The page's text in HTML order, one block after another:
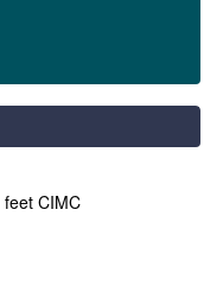
CIMC